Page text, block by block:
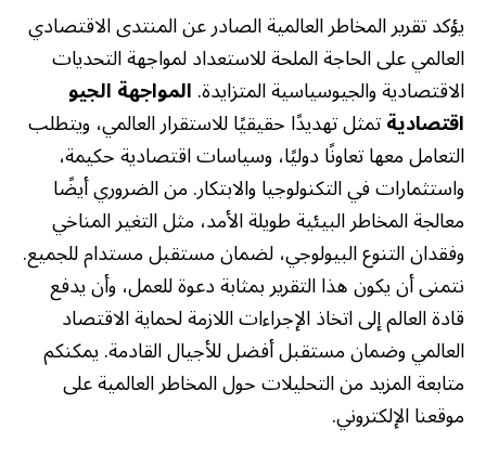
يؤكد تقرير المخاطر العالمية الصادر عن المنتدى الاقتصادي
العالمي على الحاجة الملحة للاستعداد لمواجهة التحديات
الاقتصادية والجيوسياسية المتزايدة.المواجهة الجيو
اقتصاديةتمثل تهديدًا حقيقيًا للاستقرار العالمي، ويتطلب
التعامل معها تعاونًا دوليًا، وسياسات اقتصادية حكيمة،
واستثمارات في التكنولوجيا والابتكار. من الضروري أيضًا
معالجة المخاطر البيئية طويلة الأمد، مثل التغير المناخي
وفقدان التنوع البيولوجي، لضمان مستقبل مستدام للجميع.
نتمنى أن يكون هذا التقرير بمثابة دعوة للعمل، وأن يدفع
قادة العالم إلى اتخاذ الإجراءات اللازمة لحماية الاقتصاد
العالمي وضمان مستقبل أفضل للأجيال القادمة. يمكنكم
متابعة المزيد من التحليلات حول المخاطر العالمية على
موقعنا الإلكتروني.